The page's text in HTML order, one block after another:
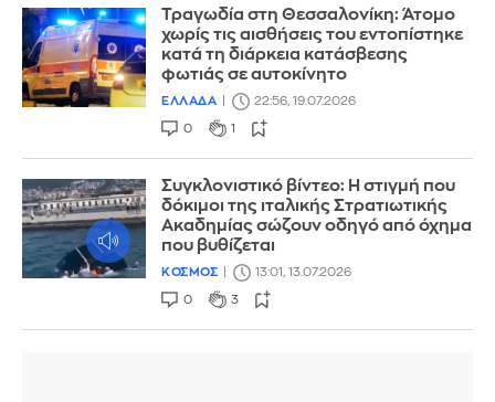
Τραγωδία στη Θεσσαλονίκη: Άτομο
χωρίς τις αισθήσεις του εντοπίστηκε
κατά τη διάρκεια κατάσβεσης
φωτιάς σε αυτοκίνητο
ΕΛΛΑΔΑ 22:56, 19.07.2026
0 1
Συγκλονιστικό βίντεο: Η στιγμή που
δόκιμοι της ιταλικής Στρατιωτικής
Ακαδημίας σώζουν οδηγό από όχημα
που βυθίζεται
ΚΟΣΜΟΣ 13:01, 13.07.2026
0 3